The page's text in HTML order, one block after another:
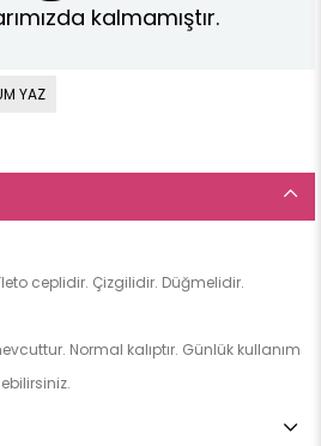
kalmamıştır.
YAZ
ceplidir. Çizgilidir. Düğmelidir.
Normal kalıptır. Günlük kullanım